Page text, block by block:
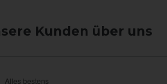
Kunden über uns